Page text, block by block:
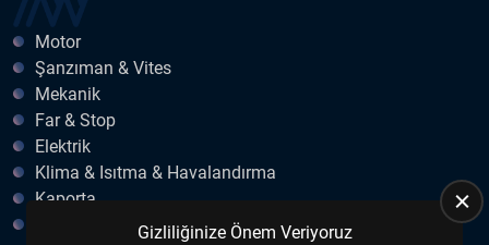
Motor
Şanzıman & Vites
Mekanik
Far & Stop
Elektrik
Klima & Isıtma & Havalandırma
Kaporta
Gizliliğinize Önem Veriyoruz